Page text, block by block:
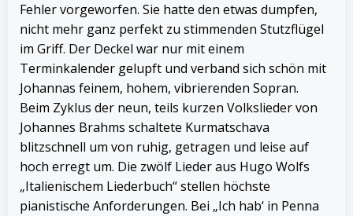
Fehler vorgeworfen. Sie hatte den etwas dumpfen,
nicht mehr ganz perfekt zu stimmenden Stutzflügel
im Griff. Der Deckel war nur mit einem
Terminkalender gelupft und verband sich schön mit
Johannas feinem, hohem, vibrierenden Sopran.
Beim Zyklus der neun, teils kurzen Volkslieder von
Johannes Brahms schaltete Kurmatschava
blitzschnell um von ruhig, getragen und leise auf
hoch erregt um. Die zwölf Lieder aus Hugo Wolfs
„Italienischem Liederbuch“ stellen höchste
pianistische Anforderungen. Bei „Ich hab‘ in Penna